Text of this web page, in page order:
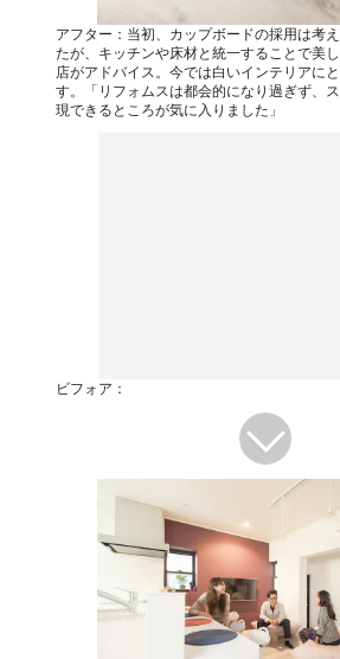
アフター：当初、カップボードの採用は考
たが、キッチンや床材と統一することで美
店がアドバイス。今では白いインテリアに
す。「リフォムスは都会的になり過ぎず、
現できるところが気に入りました」
ビフォア：